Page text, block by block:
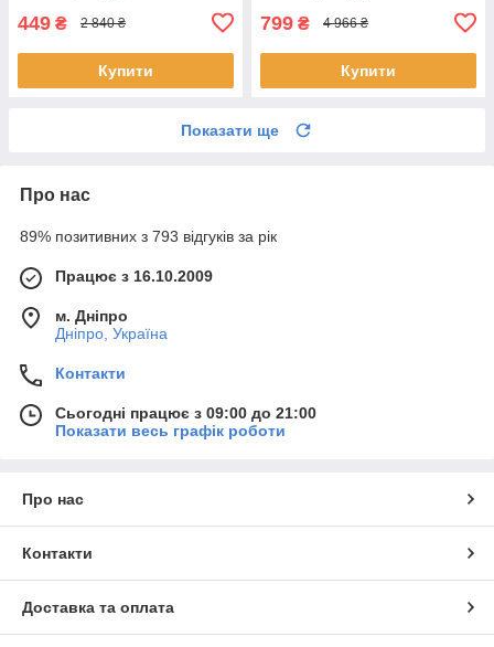
449 ₴ 2 840 ₴
Купити
799 ₴ 4 966 ₴
Купити
Показати ще
Про нас
89% позитивних з 793 відгуків за рік
Працює з 16.10.2009
м. Дніпро
Дніпро, Україна
Контакти
Сьогодні працює з 09:00 до 21:00
Показати весь графік роботи
Про нас
Контакти
Доставка та оплата